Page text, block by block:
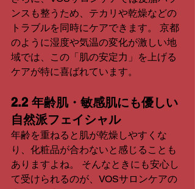
ンスも整うため、テカリや乾燥などの
トラブルを同時にケアできます。 京都
のように湿度や気温の変化が激しい地
域では、この「肌の安定力」を上げる
ケアが特に喜ばれています。
2.2 年齢肌・敏感肌にも優しい
自然派フェイシャル
年齢を重ねると肌が乾燥しやすくな
り、化粧品が合わないと感じることも
ありますよね。 そんなときにも安心し
て受けられるのが、VOSサロンケアの